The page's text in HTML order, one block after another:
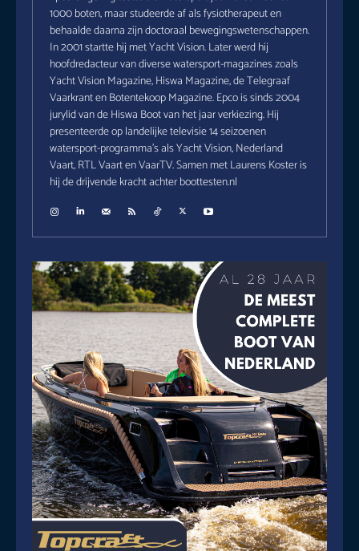
1000 boten, maar studeerde af als fysiotherapeut en
behaalde daarna zijn doctoraal bewegingswetenschappen.
In 2001 startte hij met Yacht Vision. Later werd hij
hoofdredacteur van diverse watersport-magazines zoals
Yacht Vision Magazine, Hiswa Magazine, de Telegraaf
Vaarkrant en Botentekoop Magazine. Epco is sinds 2004
jurylid van de Hiswa Boot van het jaar verkiezing. Hij
presenteerde op landelijke televisie 14 seizoenen
watersport-programma's als Yacht Vision, Nederland
Vaart, RTL Vaart en VaarTV. Samen met Laurens Koster is
hij de drijvende kracht achter boottesten.nl